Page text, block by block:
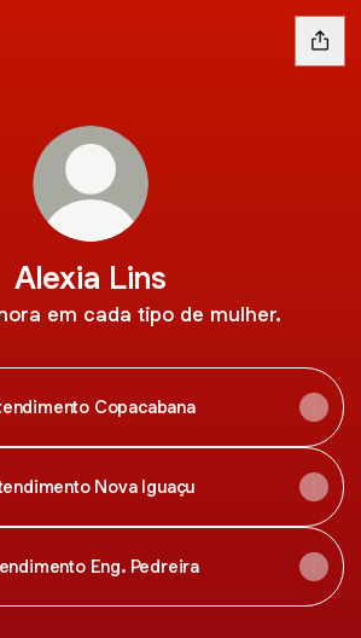
Alexia Lins
em cada tipo de mulher.
Copacabana
Nova Iguaçu
Eng. Pedreira